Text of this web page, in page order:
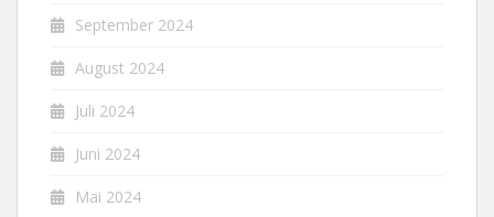
September 2024
August 2024
Juli 2024
Juni 2024
Mai 2024